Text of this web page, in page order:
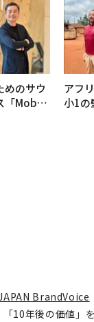
めのサウ
「Mobiu
アフ
小1の
BrandVoice
「10年後の価値